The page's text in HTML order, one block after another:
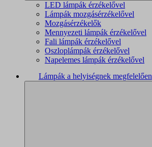
LED lámpák érzékelővel
Lámpák mozgásérzékelővel
Mozgásérzékelők
Mennyezeti lámpák érzékelővel
Fali lámpák érzékelővel
Oszloplámpák érzékelővel
Napelemes lámpák érzékelővel
Lámpák a helyiségnek megfelelően